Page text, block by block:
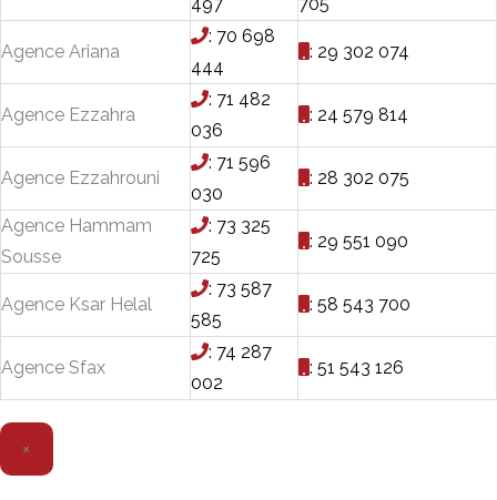
497
705
Agence Ariana
: 70 698
444
: 29 302 074
Agence Ezzahra
: 71 482
036
: 24 579 814
Agence Ezzahrouni
: 71 596
030
: 28 302 075
Agence Hammam
Sousse
: 73 325
725
: 29 551 090
Agence Ksar Helal
: 73 587
585
: 58 543 700
Agence Sfax
: 74 287
002
: 51 543 126
×